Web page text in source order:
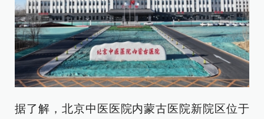
据了解，北京中医医院内蒙古医院新院区位于